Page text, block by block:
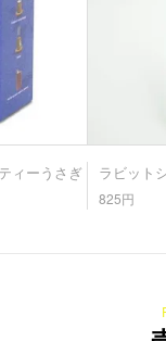
ィーうさぎ ラビット
825円